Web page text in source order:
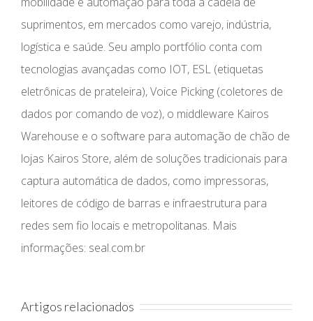
suprimentos, em mercados como varejo, indústria,
logística e saúde. Seu amplo portfólio conta com
tecnologias avançadas como IOT, ESL (etiquetas
eletrônicas de prateleira), Voice Picking (coletores de
dados por comando de voz), o middleware Kairos
Warehouse e o software para automação de chão de
lojas Kairos Store, além de soluções tradicionais para
captura automática de dados, como impressoras,
leitores de código de barras e infraestrutura para
redes sem fio locais e metropolitanas. Mais
informações: seal.com.br
Artigos relacionados